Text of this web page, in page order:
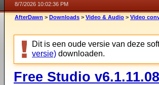
8/7/2026 10:02:36 PM
AfterDawn > Downloads > Video & Audio > Video
Dit is een oude versie van deze
versie) downloaden.
Free Studio